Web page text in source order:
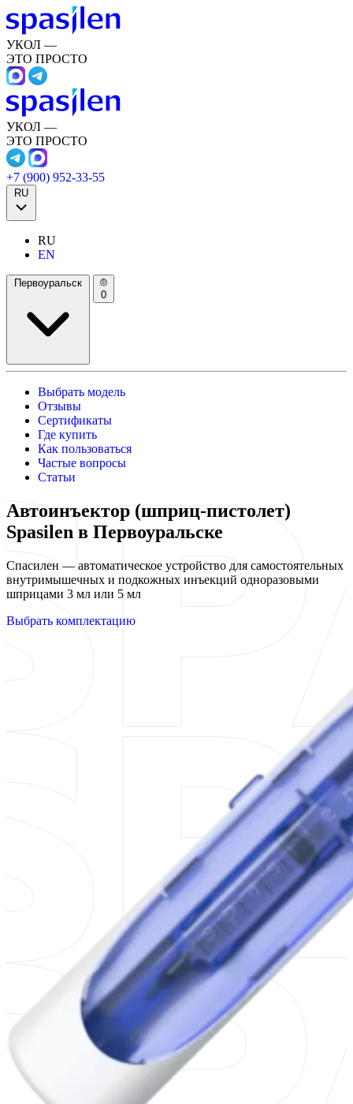
УКОЛ —
ЭТО ПРОСТО
УКОЛ —
ЭТО ПРОСТО
+7 (900) 952-33-55
RU
RU
EN
Первоуральск
0
Выбрать модель
Отзывы
Сертификаты
Где купить
Как пользоваться
Частые вопросы
Статьи
Автоинъектор (шприц-пистолет)
Spasilen в Первоуральске
Спасилен — автоматическое устройство для самостоятельных
внутримышечных и подкожных инъекций одноразовыми
шприцами 3 мл или 5 мл
Выбрать комплектацию